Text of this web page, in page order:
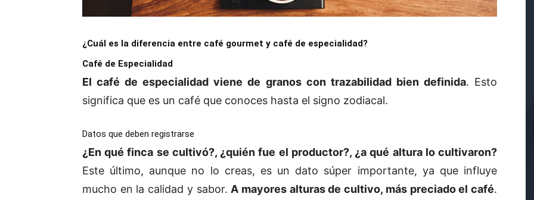
¿Cuál es la diferencia entre café gourmet y café de especialidad?
Café de Especialidad
El café de especialidad viene de granos con trazabilidad bien definida. Esto
significa que es un café que conoces hasta el signo zodiacal.
Datos que deben registrarse
¿En qué finca se cultivó?, ¿quién fue el productor?, ¿a qué altura lo cultivaron?
Este último, aunque no lo creas, es un dato súper importante, ya que influye
mucho en la calidad y sabor. A mayores alturas de cultivo, más preciado el café.